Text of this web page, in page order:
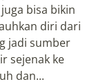
bisa bikin
diri dari
jadi sumber
sejenak ke
dan...